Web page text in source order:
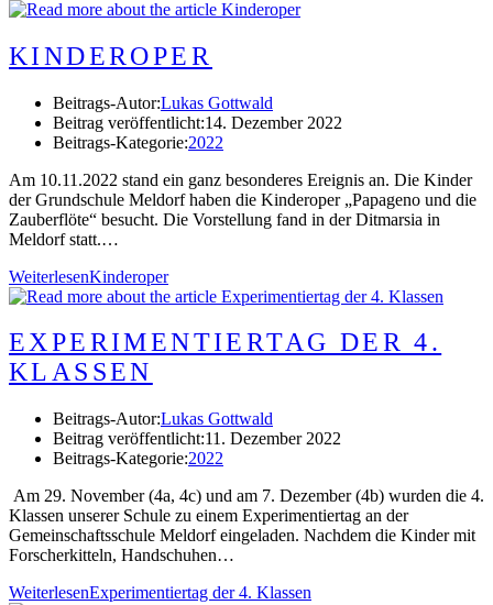
KINDEROPER
Beitrags-Autor:Lukas Gottwald
Beitrag veröffentlicht:14. Dezember 2022
Beitrags-Kategorie:2022
Am 10.11.2022 stand ein ganz besonderes Ereignis an. Die Kinder
der Grundschule Meldorf haben die Kinderoper „Papageno und die
Zauberflöte“ besucht. Die Vorstellung fand in der Ditmarsia in
Meldorf statt.…
WeiterlesenKinderoper
EXPERIMENTIERTAG DER 4.
KLASSEN
Beitrags-Autor:Lukas Gottwald
Beitrag veröffentlicht:11. Dezember 2022
Beitrags-Kategorie:2022
Am 29. November (4a, 4c) und am 7. Dezember (4b) wurden die 4.
Klassen unserer Schule zu einem Experimentiertag an der
Gemeinschaftsschule Meldorf eingeladen. Nachdem die Kinder mit
Forscherkitteln, Handschuhen…
WeiterlesenExperimentiertag der 4. Klassen